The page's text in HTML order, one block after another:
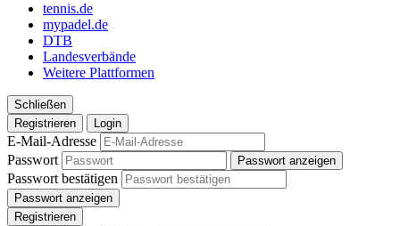
tennis.de
mypadel.de
DTB
Landesverbände
Weitere Plattformen
Schließen
Registrieren
Login
E-Mail-Adresse
Passwort
Passwort anzeigen
Passwort bestätigen
Passwort anzeigen
Registrieren